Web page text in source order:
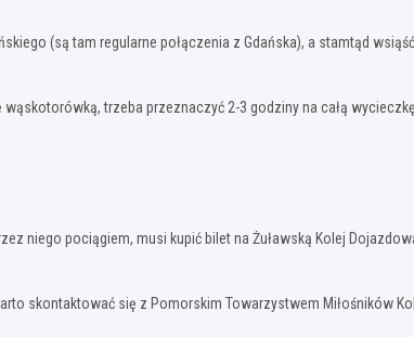
(są tam regularne połączenia z Gdańska), a stamtąd
trzeba przeznaczyć 2-3 godziny na całą
niego pociągiem, musi kupić bilet na Żuławską Kolej
skontaktować się z Pomorskim Towarzystwem Miłośników